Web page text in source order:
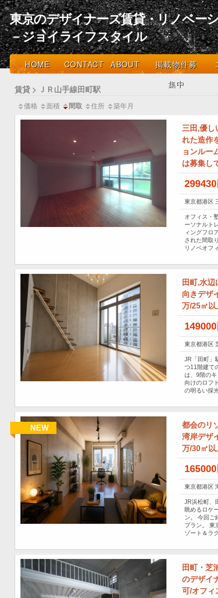
東京のデザイナーズ賃貸・リノベー
－ジョイライフスタイル
HOME CONTACT ABOUT
掲載物件募
集中
賃貸 > ＪＲ山手線田町駅
価格 面積 間取 住所 築年月
三田,優し
れた造作
ョンルー
は募集し
東京都港区
オフィス・
ーソナルト
ィングフロ
された間取
リノベオフ
田町,水
向きデザ
万/25㎡以
東京都港区
JR「田町」
つ11階建て
は、9階の
向けのロフ
の明るい採
NEW
都会のリ
湾岸デザ
万/30㎡以
東京都港区
JR浜松町、
眺めるロケ
ン。 今回ご
プラン。 東
ゾート＆ラ
田町・芝
のデザイ
可/オフィ